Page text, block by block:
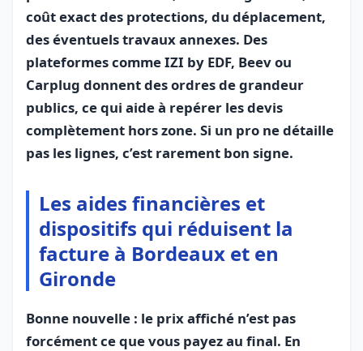
coût exact des protections, du déplacement,
des éventuels travaux annexes. Des
plateformes comme IZI by EDF, Beev ou
Carplug donnent des ordres de grandeur
publics, ce qui aide à repérer les devis
complètement hors zone. Si un pro ne détaille
pas les lignes, c’est rarement bon signe.
Les aides financières et
dispositifs qui réduisent la
facture à Bordeaux et en
Gironde
Bonne nouvelle : le prix affiché n’est pas
forcément ce que vous payez au final. En